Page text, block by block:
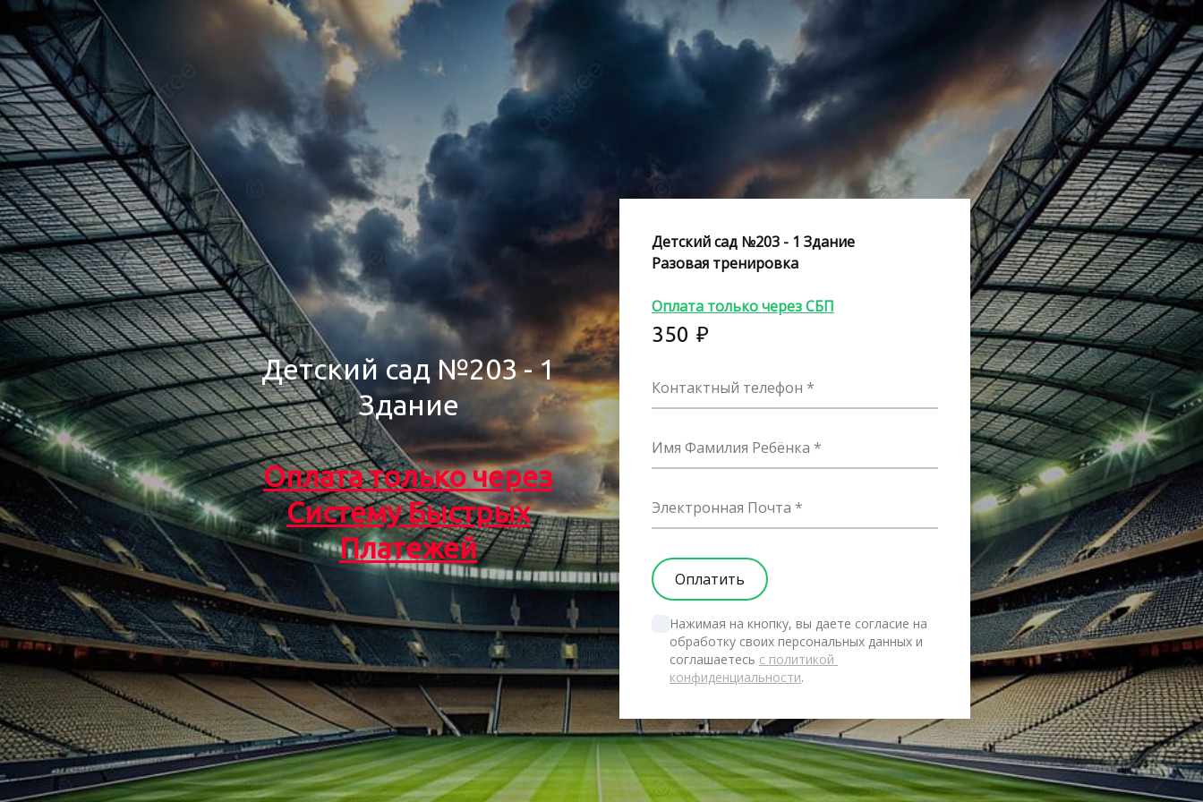
Детский сад №203 - 1
Здание
Оплата только через
Систему Быстрых
Платежей
Детский сад №203 - 1 Здание
Разовая тренировка
Оплата только через СБП
350 ₽
Контактный телефон
Имя Фамилия Ребёнка
Электронная Почта
Нажимая на кнопку, вы даете согласие на
обработку своих персональных данных и
соглашаетесь с политикой
конфиденциальности.